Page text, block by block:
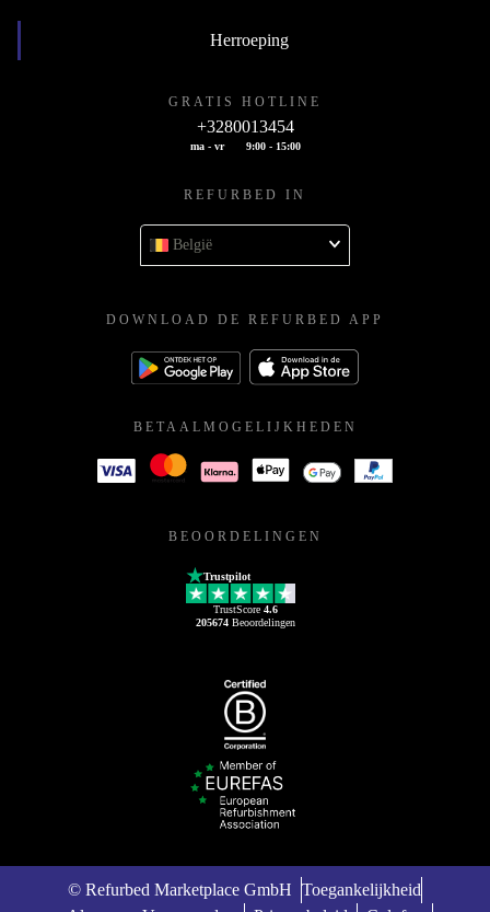
Herroeping
GRATIS HOTLINE
+3280013454
ma - vr 9:00 - 15:00
REFURBED IN
België
DOWNLOAD DE REFURBED APP
BETAALMOGELIJKHEDEN
BEOORDELINGEN
Trustpilot
TrustScore 4.6
205674Beoordelingen
© Refurbed Marketplace GmbH Toegankelijkheid